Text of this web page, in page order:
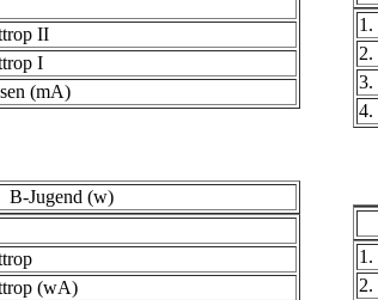
II
I
(mA)
1.
2.
3.
4.
B-Jugend (w)
(wA)
1.
2.